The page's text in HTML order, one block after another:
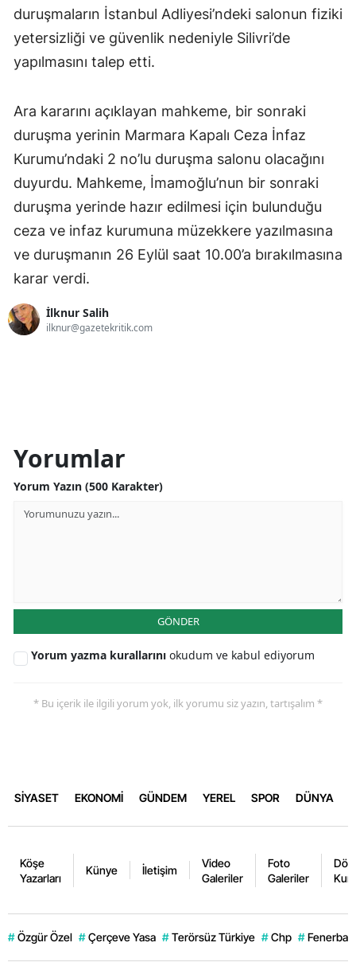
duruşmaların İstanbul Adliyesi’ndeki salonun fiziki
yetersizliği ve güvenlik nedeniyle Silivri’de
yapılmasını talep etti.
Ara kararını açıklayan mahkeme, bir sonraki
duruşma yerinin Marmara Kapalı Ceza İnfaz
Kurumu’ndaki 2 no’lu duruşma salonu olacağını
duyurdu. Mahkeme, İmamoğlu’nun bir sonraki
duruşma yerinde hazır edilmesi için bulunduğu
ceza ve infaz kurumuna müzekkere yazılmasına
ve duruşmanın 26 Eylül saat 10.00’a bırakılmasına
karar verdi.
İlknur Salih
ilknur@gazetekritik.com
Yorumlar
Yorum Yazın (500 Karakter)
GÖNDER
Yorum yazma kurallarını okudum ve kabul ediyorum
* Bu içerik ile ilgili yorum yok, ilk yorumu siz yazın, tartışalım *
SİYASET EKONOMİ GÜNDEM YEREL SPOR DÜNYA
Köşe
Yazarları
Künye İletişim
Video
Galeriler
Foto
Galeriler
# Özgür Özel # Çerçeve Yasa # Terörsüz Türkiye # Chp #